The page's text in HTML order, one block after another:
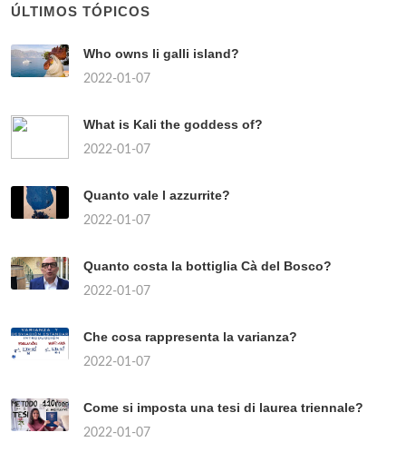
ÚLTIMOS TÓPICOS
Who owns li galli island?
2022-01-07
What is Kali the goddess of?
2022-01-07
Quanto vale l azzurrite?
2022-01-07
Quanto costa la bottiglia Cà del Bosco?
2022-01-07
Che cosa rappresenta la varianza?
2022-01-07
Come si imposta una tesi di laurea triennale?
2022-01-07